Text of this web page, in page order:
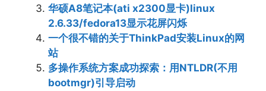
华硕A8笔记本(ati x2300显卡)linux
2.6.33/fedora13显示花屏闪烁
一个很不错的关于ThinkPad安装Linux的网
站
多操作系统方案成功探索：用NTLDR(不用
bootmgr)引导启动